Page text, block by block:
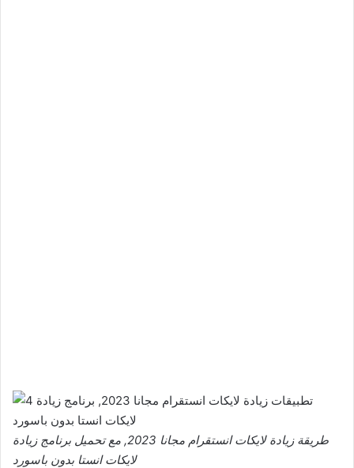
طريقة زيادة لايكات انستقرام مجانا 2023, مع تحميل برنامج زيادة
لايكات انستا بدون باسورد